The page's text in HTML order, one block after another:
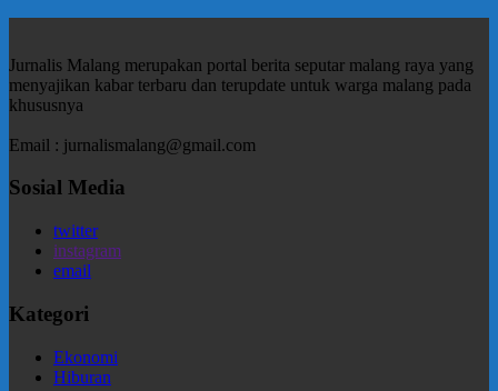
Jurnalis Malang merupakan portal berita seputar malang raya yang
menyajikan kabar terbaru dan terupdate untuk warga malang pada
khususnya
Email : jurnalismalang@gmail.com
Sosial Media
twitter
instagram
email
Kategori
Ekonomi
Hiburan